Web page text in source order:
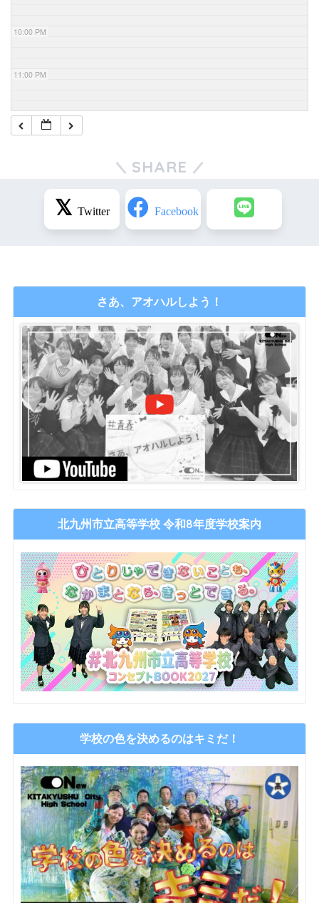
10:00 PM
11:00 PM
SHARE
さあ、アオハルしよう！
北九州市立高等学校 令和8年度学校案内
学校の色を決めるのはキミだ！